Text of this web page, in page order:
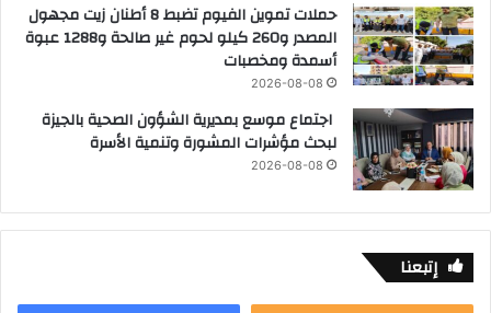
حملات تموين الفيوم تضبط 8 أطنان زيت مجهول
المصدر و260 كيلو لحوم غير صالحة و1288 عبوة
أسمدة ومخصبات
2026-08-08
اجتماع موسع بمديرية الشؤون الصحية بالجيزة
لبحث مؤشرات المشورة وتنمية الأسرة
2026-08-08
إتبعنا